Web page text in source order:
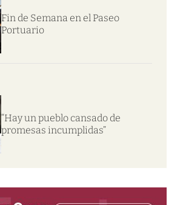
Fin de Semana en el Paseo
Portuario
“Hay un pueblo cansado de
promesas incumplidas”